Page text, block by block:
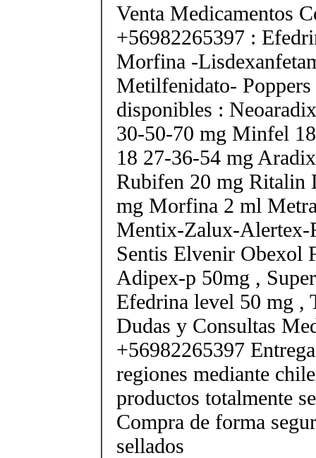
Venta Medicamentos
+56982265397 :
Morfina -
Metilfenidato-
disponibles :
30-50-70 mg Minfel
18 27-36-54 mg
Rubifen 20 mg Ritalin
mg Morfina 2 ml
Mentix-Zalux-Alertex-
Sentis Elvenir Obexol
Adipex-p 50mg ,
Efedrina level 50 mg ,
Dudas y Consultas
+56982265397
regiones mediante
productos totalmente
Compra de forma
sellados